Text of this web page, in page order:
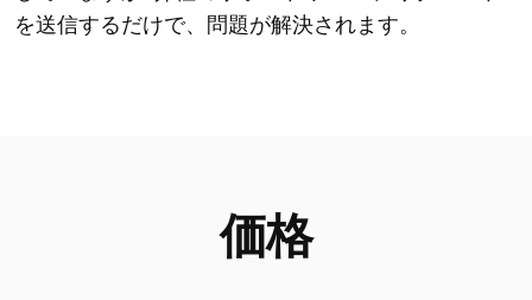
を送信するだけで、問題が解決されます。
価格